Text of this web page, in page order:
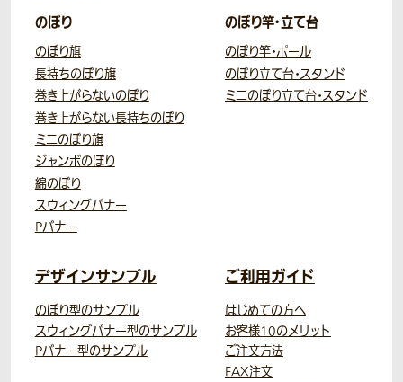
のぼり
のぼり旗
長持ちのぼり旗
巻き上がらないのぼり
巻き上がらない長持ちのぼり
ミニのぼり旗
ジャンボのぼり
綿のぼり
スウィングバナー
Pバナー
のぼり竿・立て台
のぼり竿・ポール
のぼり立て台・スタンド
ミニのぼり立て台・スタンド
デザインサンプル
のぼり型のサンプル
スウィングバナー型のサンプル
Pバナー型のサンプル
ご利用ガイド
はじめての方へ
お客様10のメリット
ご注文方法
FAX注文